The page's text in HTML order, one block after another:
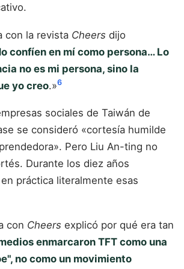
con la revista Cheers dijo
confíen en mí como persona… Lo
no es mi persona, sino la
yo creo.»6
sociales de Taiwán de
se consideró «cortesía humilde
Pero Liu An-ting no
Durante los diez años
práctica literalmente esas
con Cheers explicó por qué era tan
enmarcaron TFT como una
no como un movimiento